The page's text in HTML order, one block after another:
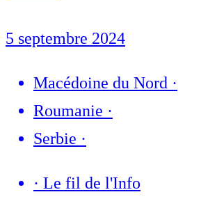
5 septembre 2024
Macédoine du Nord ·
Roumanie ·
Serbie ·
· Le fil de l'Info